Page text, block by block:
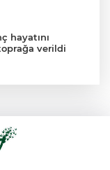
hayatını
verildi
dev ekosistem